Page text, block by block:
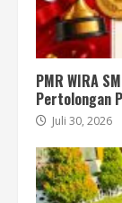
PMR WIRA
Pertolongan
Juli 30, 2026